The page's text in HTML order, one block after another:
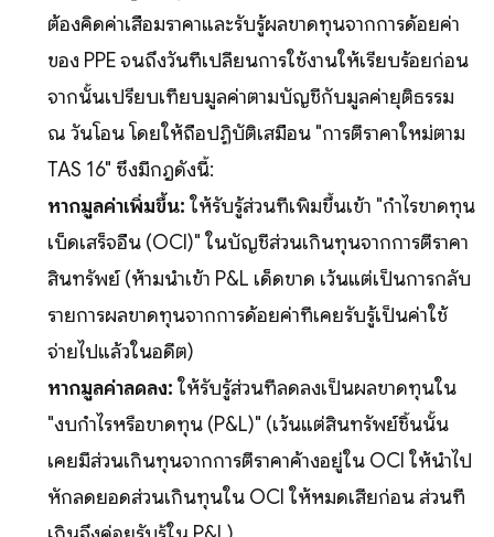
ต้องคิดค่าเสื่อมราคาและรับรู้ผลขาดทุนจากการด้อยค่า
ของ PPE จนถึงวันที่เปลี่ยนการใช้งานให้เรียบร้อยก่อน
จากนั้นเปรียบเทียบมูลค่าตามบัญชีกับมูลค่ายุติธรรม
ณ วันโอน โดยให้ถือปฏิบัติเสมือน "การตีราคาใหม่ตาม
TAS 16" ซึ่งมีกฎดังนี้:
หากมูลค่าเพิ่มขึ้น: ให้รับรู้ส่วนที่เพิ่มขึ้นเข้า "กำไรขาดทุน
เบ็ดเสร็จอื่น (OCI)" ในบัญชีส่วนเกินทุนจากการตีราคา
สินทรัพย์ (ห้ามนำเข้า P&L เด็ดขาด เว้นแต่เป็นการกลับ
รายการผลขาดทุนจากการด้อยค่าที่เคยรับรู้เป็นค่าใช้
จ่ายไปแล้วในอดีต)
หากมูลค่าลดลง: ให้รับรู้ส่วนที่ลดลงเป็นผลขาดทุนใน
"งบกำไรหรือขาดทุน (P&L)" (เว้นแต่สินทรัพย์ชิ้นนั้น
เคยมีส่วนเกินทุนจากการตีราคาค้างอยู่ใน OCI ให้นำไป
หักลดยอดส่วนเกินทุนใน OCI ให้หมดเสียก่อน ส่วนที่